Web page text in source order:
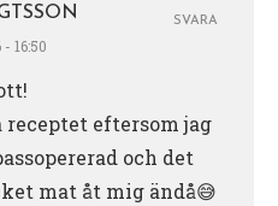
16:50
receptet eftersom jag
och det
mat åt mig ändå😅
SVARA